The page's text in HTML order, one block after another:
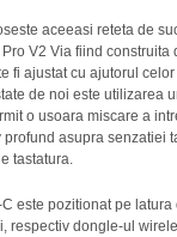
aceeasi reteta de
V2 Via fiind
fi ajustat cu ajutorul
de noi este utilizarea
o usoara miscare a
profund asupra senzatiei
tastatura.
este pozitionat pe
respectiv dongle-ul